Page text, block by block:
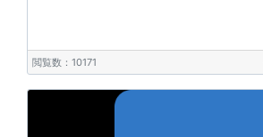
閲覧数：10171